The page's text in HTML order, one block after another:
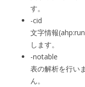
す。
-cid
文字情報
します。
-notable
表の解析を行い
ん。